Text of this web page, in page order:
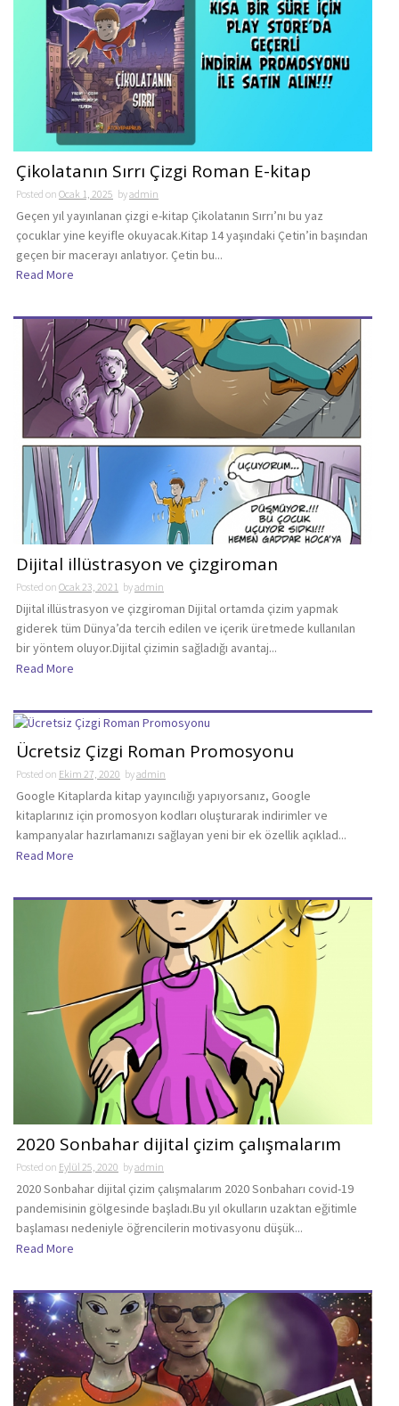
Çikolatanın Sırrı Çizgi Roman E-kitap
Posted on Ocak 1, 2025 byadmin
Geçen yıl yayınlanan çizgi e-kitap Çikolatanın Sırrı’nı bu yaz
çocuklar yine keyifle okuyacak.Kitap 14 yaşındaki Çetin’in başından
geçen bir macerayı anlatıyor. Çetin bu...
Read More
Dijital illüstrasyon ve çizgiroman
Posted on Ocak 23, 2021 byadmin
Dijital illüstrasyon ve çizgiroman Dijital ortamda çizim yapmak
giderek tüm Dünya’da tercih edilen ve içerik üretmede kullanılan
bir yöntem oluyor.Dijital çizimin sağladığı avantaj...
Read More
Ücretsiz Çizgi Roman Promosyonu
Posted on Ekim 27, 2020 byadmin
Google Kitaplarda kitap yayıncılığı yapıyorsanız, Google
kitaplarınız için promosyon kodları oluşturarak indirimler ve
kampanyalar hazırlamanızı sağlayan yeni bir ek özellik açıklad...
Read More
2020 Sonbahar dijital çizim çalışmalarım
Posted on Eylül 25, 2020 byadmin
2020 Sonbahar dijital çizim çalışmalarım 2020 Sonbaharı covid-19
pandemisinin gölgesinde başladı.Bu yıl okulların uzaktan eğitimle
başlaması nedeniyle öğrencilerin motivasyonu düşük...
Read More